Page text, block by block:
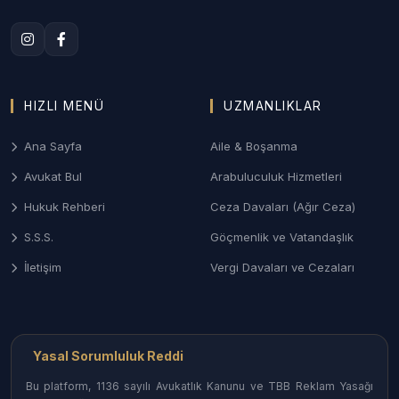
Merkezefendi ve Pamukkale bölgelerindeki aile
davalarında sonuç odaklı yönetim.
3. Denizli Ceza ve Ağır Ceza Savunması
Ağır Ceza Mahkemelerinde; ticari nitelikli suçlar,
ekonomik dosyalar ve asayiş olaylarında
soruşturma aşamasından itibaren haklarınızı
koruyan etkin savunma desteği.
4. Ticari Alacak Takipleri ve İcra Hukuku
uyuşmazlıkları ve iflas-konkordato süreçlerinde
Denizli İcra Müdürlükleri nezdinde hızlı ve etkili
HIZLI MENÜ
Ana Sayfa
Avukat Bul
Hukuk Rehberi
S.S.S.
İletişim
UZMANLIKLAR
Aile & Boşanma
Arabuluculuk Hizmetleri
Ceza Davaları (Ağır Ceza)
Göçmenlik ve Vatandaşlık
Vergi Davaları ve Cezaları
Yasal Sorumluluk Reddi
Bu platform, 1136 sayılı Avukatlık Kanunu ve TBB Reklam Yasağı